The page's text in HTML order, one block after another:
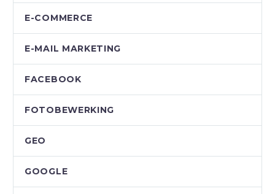
E-COMMERCE
E-MAIL MARKETING
FACEBOOK
FOTOBEWERKING
GEO
GOOGLE